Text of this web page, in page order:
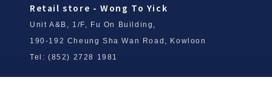
Retail store - Wong To Yick
Unit A&B, 1/F, Fu On Building,
190-192 Cheung Sha Wan Road, Kowloon
Tel: (852) 2728 1981